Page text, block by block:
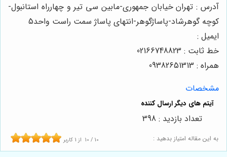
آدرس : تهران خیابان جمهوری-مابین سی تیر و چهارراه استانبول-
کوچه گوهرشاد-پاساژگوهر-انتهای پاساژ سمت راست واحد5
ایمیل :
خط ثابت : 02166748823
همراه : 09382651313
مشخصات
به این مقاله امتیاز بدهید : 10 / 10 از 1 کاربر
تعداد بازدید : 398